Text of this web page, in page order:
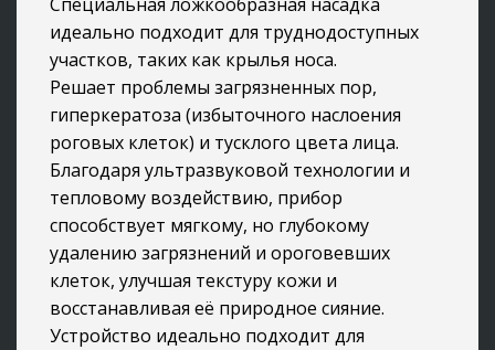
идеально подходит для труднодоступных
участков, таких как крылья носа.
Решает проблемы загрязненных пор,
гиперкератоза (избыточного наслоения
роговых клеток) и тусклого цвета лица.
Благодаря ультразвуковой технологии и
тепловому воздействию, прибор
способствует мягкому, но глубокому
удалению загрязнений и ороговевших
клеток, улучшая текстуру кожи и
восстанавливая её природное сияние.
Устройство идеально подходит для